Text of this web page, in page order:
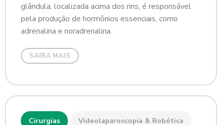
glândula, localizada acima dos rins, é responsável
pela produção de hormônios essenciais, como
adrenalina e noradrenalina.
SAIBA MAIS
Cirurgias Videolaparoscopia & Robótica